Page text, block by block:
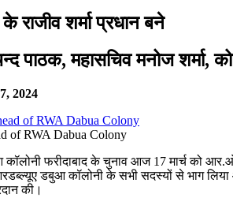
शर्मा प्रधान बने
पाठक, महासचिव मनोज शर्मा,
2024
of RWA Dabua Colony
कॉलोनी फरीदाबाद के चुनाव आज 17 मार्च को
डबुआ कॉलोनी के सभी सदस्यों से भाग
की।